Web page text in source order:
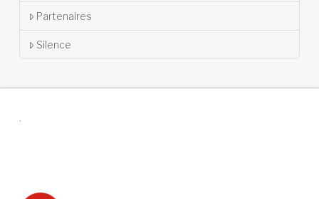
Partenaires
Silence